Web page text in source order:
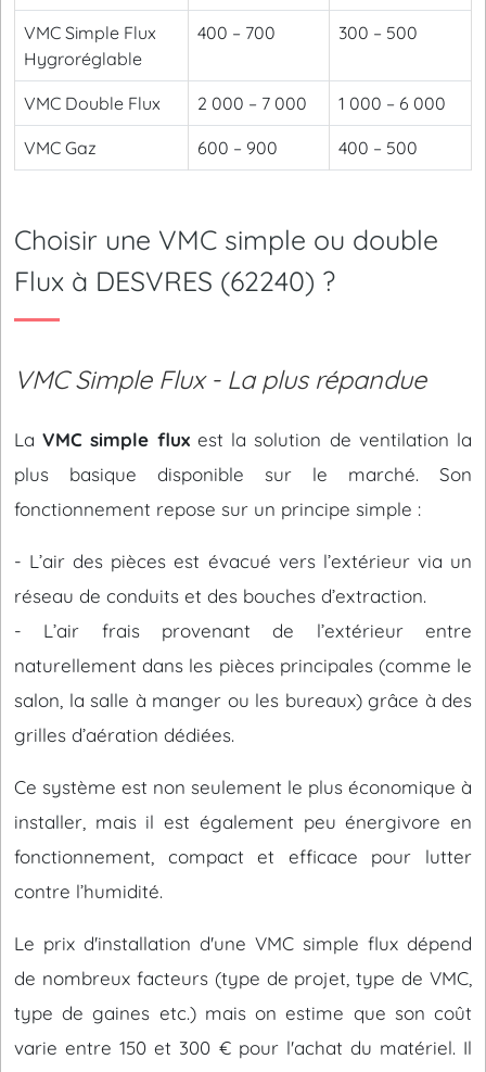
VMC Simple Flux
Hygroréglable
400 – 700 300 – 500
VMC Double Flux 2 000 – 7 000 1 000 – 6 000
VMC Gaz 600 – 900 400 – 500
Choisir une VMC simple ou double
Flux à DESVRES (62240) ?
VMC Simple Flux - La plus répandue
LaVMC simple fluxest la solution de ventilation la
plus basique disponible sur le marché. Son
fonctionnement repose sur un principe simple :
- L’air des pièces est évacué vers l’extérieur via un
réseau de conduits et des bouches d’extraction.
- L’air frais provenant de l’extérieur entre
naturellement dans les pièces principales (comme le
salon, la salle à manger ou les bureaux) grâce à des
grilles d’aération dédiées.
Ce système est non seulement le plus économique à
installer, mais il est également peu énergivore en
fonctionnement, compact et efficace pour lutter
contre l’humidité.
Le prix d'installation d'une VMC simple flux dépend
de nombreux facteurs (type de projet, type de VMC,
type de gaines etc.) mais on estime que son coût
varie entre 150 et 300 € pour l'achat du matériel. Il